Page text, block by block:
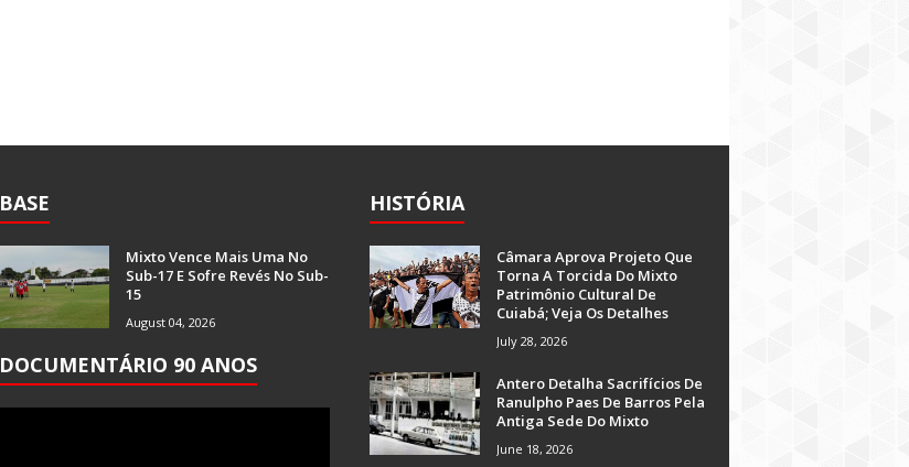
BASE
Mixto Vence Mais Uma No
Sub-17 E Sofre Revés No Sub-
15
August 04, 2026
DOCUMENTÁRIO 90 ANOS
HISTÓRIA
Câmara Aprova Projeto Que
Torna A Torcida Do Mixto
Patrimônio Cultural De
Cuiabá; Veja Os Detalhes
July 28, 2026
Antero Detalha Sacrifícios De
Ranulpho Paes De Barros Pela
Antiga Sede Do Mixto
June 18, 2026